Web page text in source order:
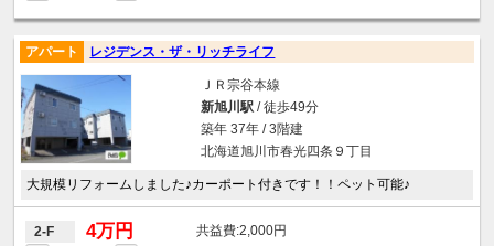
アパート レジデンス・ザ・リッチライフ
ＪＲ宗谷本線
新旭川駅/ 徒歩49分
築年 37年 / 3階建
北海道旭川市春光四条９丁目
大規模リフォームしました♪カーポート付きです！！ペット可能♪
2-F 4万円 2,000円